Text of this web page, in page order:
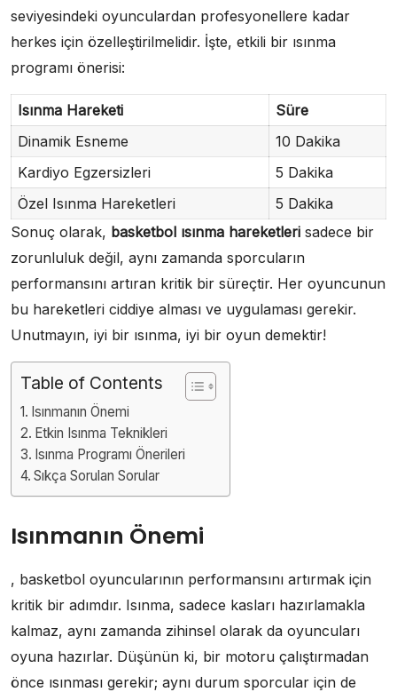
seviyesindeki oyunculardan profesyonellere kadar
herkes için özelleştirilmelidir. İşte, etkili bir ısınma
programı önerisi:
Isınma Hareketi
Süre
Dinamik Esneme
10 Dakika
Kardiyo Egzersizleri
5 Dakika
Özel Isınma Hareketleri
5 Dakika
Sonuç olarak, basketbol ısınma hareketleri sadece bir
zorunluluk değil, aynı zamanda sporcuların
performansını artıran kritik bir süreçtir. Her oyuncunun
bu hareketleri ciddiye alması ve uygulaması gerekir.
Unutmayın, iyi bir ısınma, iyi bir oyun demektir!
Table of Contents
Isınmanın Önemi
Etkin Isınma Teknikleri
Isınma Programı Önerileri
Sıkça Sorulan Sorular
Isınmanın Önemi
, basketbol oyuncularının performansını artırmak için
kritik bir adımdır. Isınma, sadece kasları hazırlamakla
kalmaz, aynı zamanda zihinsel olarak da oyuncuları
oyuna hazırlar. Düşünün ki, bir motoru çalıştırmadan
önce ısınması gerekir; aynı durum sporcular için de